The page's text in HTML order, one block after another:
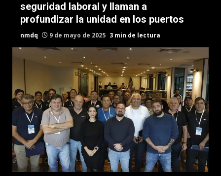
seguridad laboral y llaman a
profundizar la unidad en los puertos
nmdq 9 de mayo de 2025 3 min de lectura